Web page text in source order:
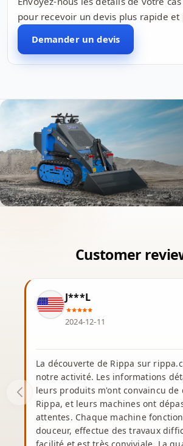
pour recevoir un devis plus rapide et
Demander un devis
J***L
2024-12-11
La découverte de Rippa sur
notre activité. Les informations
leurs produits m'ont convaincu de
Rippa, et leurs machines ont
attentes. Chaque machine
douceur, effectue des travaux